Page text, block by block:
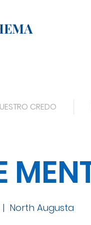
CREDO
|
North Augusta